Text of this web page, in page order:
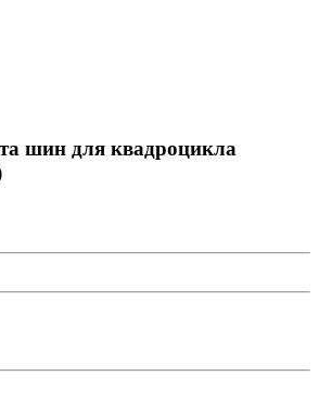
шин для квадроцикла